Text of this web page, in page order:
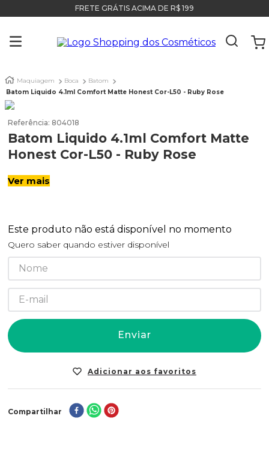
FRETE GRÁTIS ACIMA DE R$ 199
Maquiagem Boca
Batom
Batom Liquido 4.1ml Comfort Matte Honest Cor-L50 - Ruby Rose
Referência: 804018
Batom Liquido 4.1ml Comfort Matte
Honest Cor-L50 - Ruby Rose
Ver mais
Este produto não está disponível no momento
Quero saber quando estiver disponível
Enviar
Compartilhar